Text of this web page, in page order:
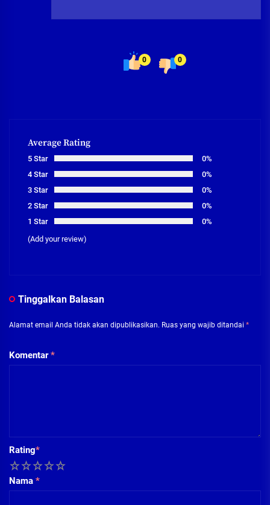
0 0
Average Rating
5 Star
0%
4 Star
0%
3 Star
0%
2 Star
0%
1 Star
0%
(Add your review)
Tinggalkan Balasan
Alamat email Anda tidak akan dipublikasikan. Ruas yang wajib ditandai *
Komentar*
Rating*
5
4
3
2
Nama *